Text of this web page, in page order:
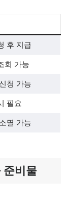
후 지급
회 가능
청 가능
필요
멸 가능
준비물